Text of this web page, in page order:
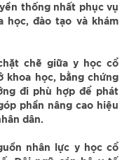
thống nhất phục vụ
học, đào tạo và khám
chẽ giữa y học cổ
khoa học, bằng chứng
đi phù hợp để phát
phần nâng cao hiệu
dân.
nhân lực y học cổ